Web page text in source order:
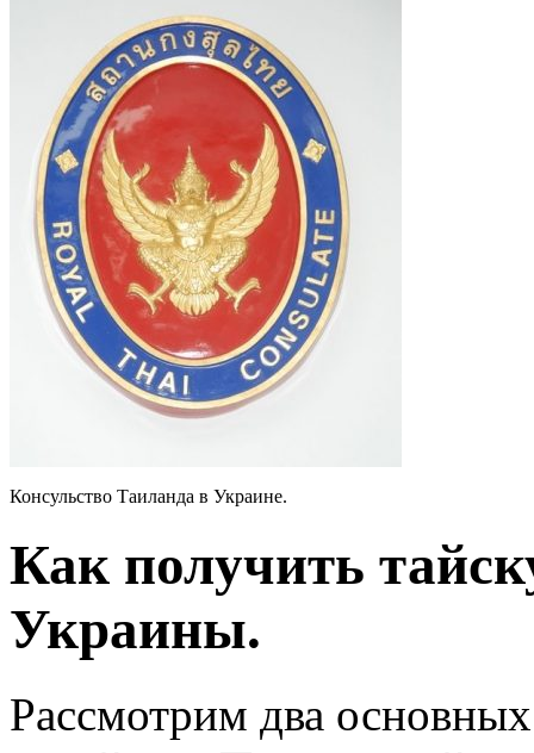
Консульство Таиланда в Украине.
Как получить
Украины.
Рассмотрим два